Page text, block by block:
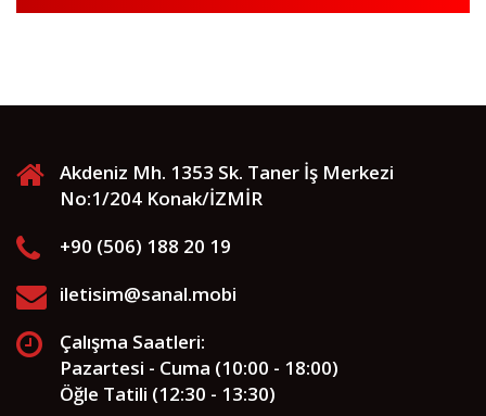
Akdeniz Mh. 1353 Sk. Taner İş Merkezi
No:1/204 Konak/İZMİR
+90 (506) 188 20 19
iletisim@sanal.mobi
Çalışma Saatleri:
Pazartesi - Cuma (10:00 - 18:00)
Öğle Tatili (12:30 - 13:30)